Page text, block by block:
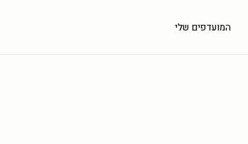
העגלה שלך
המועדפים שלי